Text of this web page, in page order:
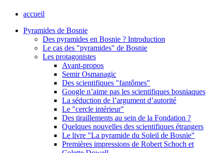
accueil
Pyramides de Bosnie
Des pyramides en Bosnie ? Introduction
Le cas des "pyramides" de Bosnie
Les protagonistes
Avant-propos
Semir Osmanagic
Des scientifiques "fantômes"
Google n’aime pas les scientifiques bosniaques
La séduction de l’argument d’autorité
Le "cercle intérieur"
Des tiraillements au sein de la Fondation ?
Quelques nouvelles des scientifiques étrangers
Le livre "La pyramide du Soleil de Bosnie"
Premières impressions de Robert Schoch et